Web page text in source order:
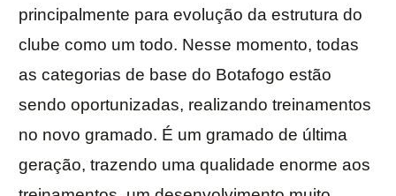
principalmente para evolução da estrutura do
clube como um todo. Nesse momento, todas
as categorias de base do Botafogo estão
sendo oportunizadas, realizando treinamentos
no novo gramado. É um gramado de última
geração, trazendo uma qualidade enorme aos